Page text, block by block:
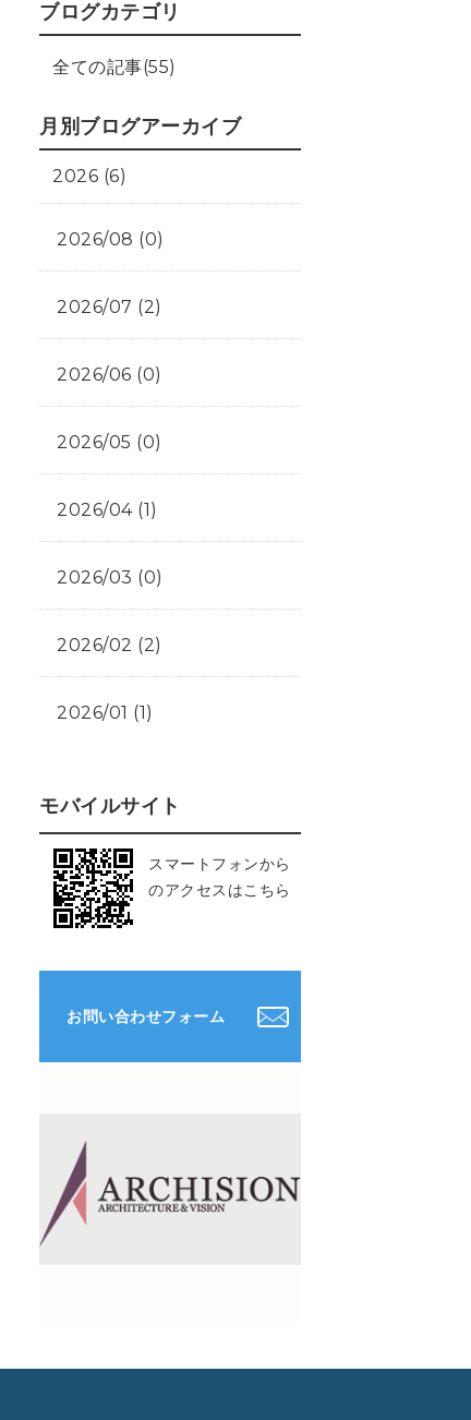
ブログカテゴリ
全ての記事(55)
月別ブログアーカイブ
2026 (6)
2026/08 (0)
2026/07 (2)
2026/06 (0)
2026/05 (0)
2026/04 (1)
2026/03 (0)
2026/02 (2)
2026/01 (1)
モバイルサイト
スマートフォンから
のアクセスはこちら
お問い合わせフォーム